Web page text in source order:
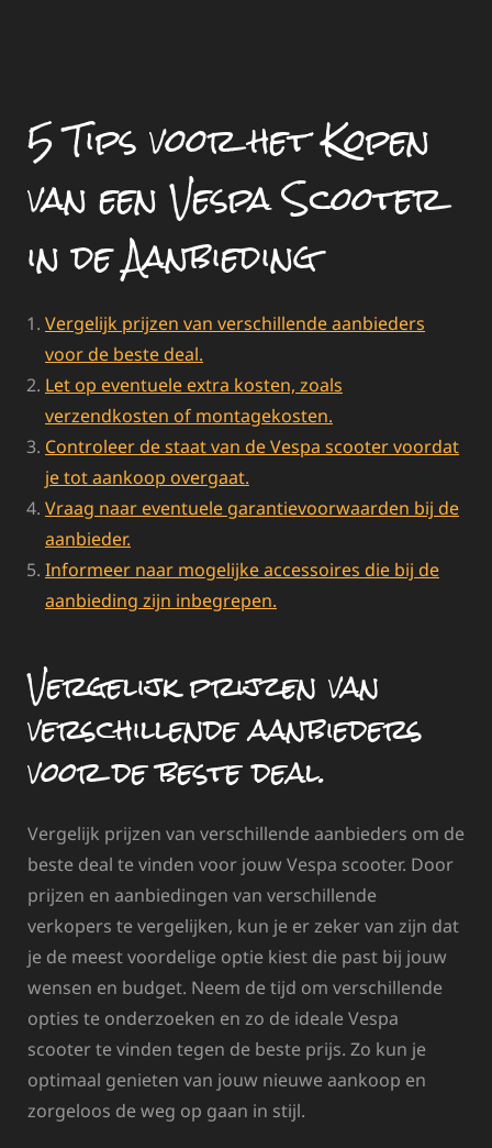
5 Tips voor het Kopen
van een Vespa Scooter
in de Aanbieding
Vergelijk prijzen van verschillende aanbieders
voor de beste deal.
Let op eventuele extra kosten, zoals
verzendkosten of montagekosten.
Controleer de staat van de Vespa scooter voordat
je tot aankoop overgaat.
Vraag naar eventuele garantievoorwaarden bij de
aanbieder.
Informeer naar mogelijke accessoires die bij de
aanbieding zijn inbegrepen.
Vergelijk prijzen van
verschillende aanbieders
voor de beste deal.
Vergelijk prijzen van verschillende aanbieders om de
beste deal te vinden voor jouw Vespa scooter. Door
prijzen en aanbiedingen van verschillende
verkopers te vergelijken, kun je er zeker van zijn dat
je de meest voordelige optie kiest die past bij jouw
wensen en budget. Neem de tijd om verschillende
opties te onderzoeken en zo de ideale Vespa
scooter te vinden tegen de beste prijs. Zo kun je
optimaal genieten van jouw nieuwe aankoop en
zorgeloos de weg op gaan in stijl.